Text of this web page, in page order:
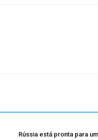
Rússia está pronta para